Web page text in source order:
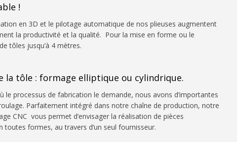
!
en 3D et le pilotage automatique de nos plieuses augmentent
la productivité et la qualité. Pour la mise en forme ou le
tôles jusqu’à 4 mètres.
la tôle : formage elliptique ou cylindrique.
le processus de fabrication le demande, nous avons d’importantes
Parfaitement intégré dans notre chaîne de production, notre
CNC vous permet d’envisager la réalisation de pièces
toutes formes, au travers d’un seul fournisseur.